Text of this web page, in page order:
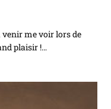
venir me voir lors de
plaisir !…